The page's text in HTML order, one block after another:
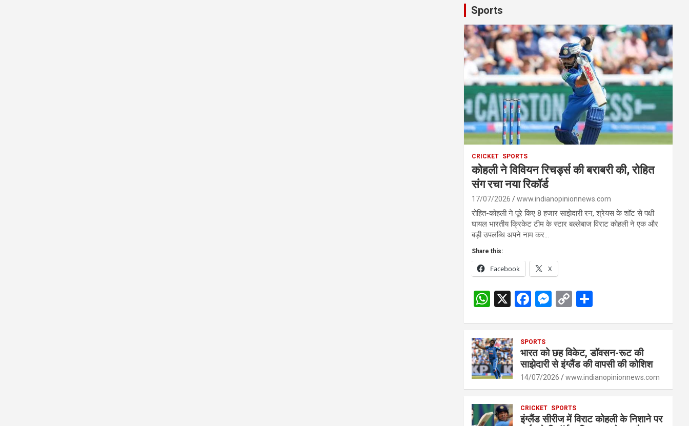
Sports
CRICKET SPORTS
कोहली ने विवियन रिचर्ड्स की बराबरी की, रोहित
संग रचा नया रिकॉर्ड
17/07/2026 www.indianopinionnews.com
रोहित-कोहली ने पूरे किए 8 हजार साझेदारी रन, श्रेयस के शॉट से पक्षी
घायल भारतीय क्रिकेट टीम के स्टार बल्लेबाज विराट कोहली ने एक और
बड़ी उपलब्धि अपने नाम कर…
Share this:
Facebook X
W
s
A
p
X
F
b
o
o
M
n
g
er
C
Li
n
k
e
SPORTS
भारत को छह विकेट, डॉवसन-रूट की
साझेदारी से इंग्लैंड की वापसी की कोशिश
14/07/2026 www.indianopinionnews.com
CRICKET SPORTS
इंग्लैंड सीरीज में विराट कोहली के निशाने पर